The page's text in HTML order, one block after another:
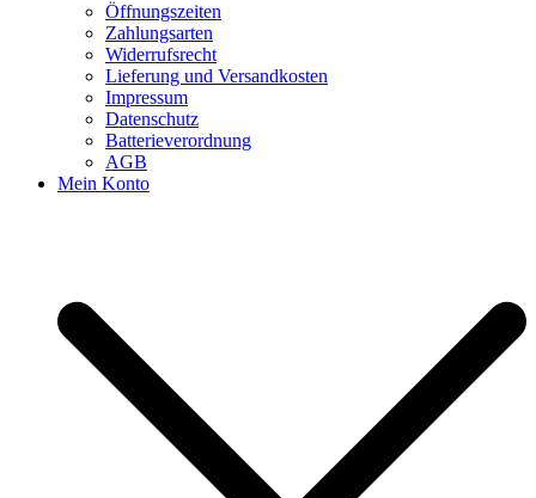
Öffnungszeiten
Zahlungsarten
Widerrufsrecht
Lieferung und Versandkosten
Impressum
Datenschutz
Batterieverordnung
AGB
Mein Konto